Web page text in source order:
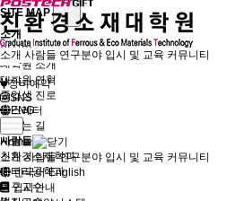
SITE MAP
소개
인사말
대학원 소개
대학원 연혁
졸업생 진로
뉴스레터
오시는 길
사람들
친환경소재학과
배터리공학과
연구교수
소개 사람들 연구분야 입시 및 교육 커뮤니티
장비예약
SNS
ENG
Home
소개 사람들 연구분야 입시 및 교육 커뮤니티
한국어 English
입시안내